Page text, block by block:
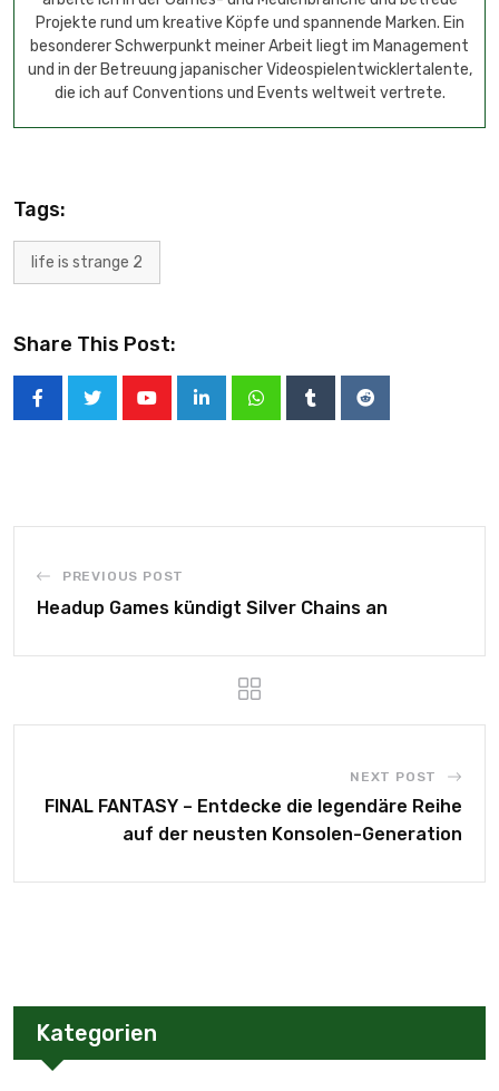
Projekte rund um kreative Köpfe und spannende Marken. Ein
besonderer Schwerpunkt meiner Arbeit liegt im Management
und in der Betreuung japanischer Videospielentwicklertalente,
die ich auf Conventions und Events weltweit vertrete.
Tags:
life is strange 2
Share This Post:
PREVIOUS POST
Headup Games kündigt Silver Chains an
NEXT POST
FINAL FANTASY – Entdecke die legendäre Reihe
auf der neusten Konsolen-Generation
Kategorien